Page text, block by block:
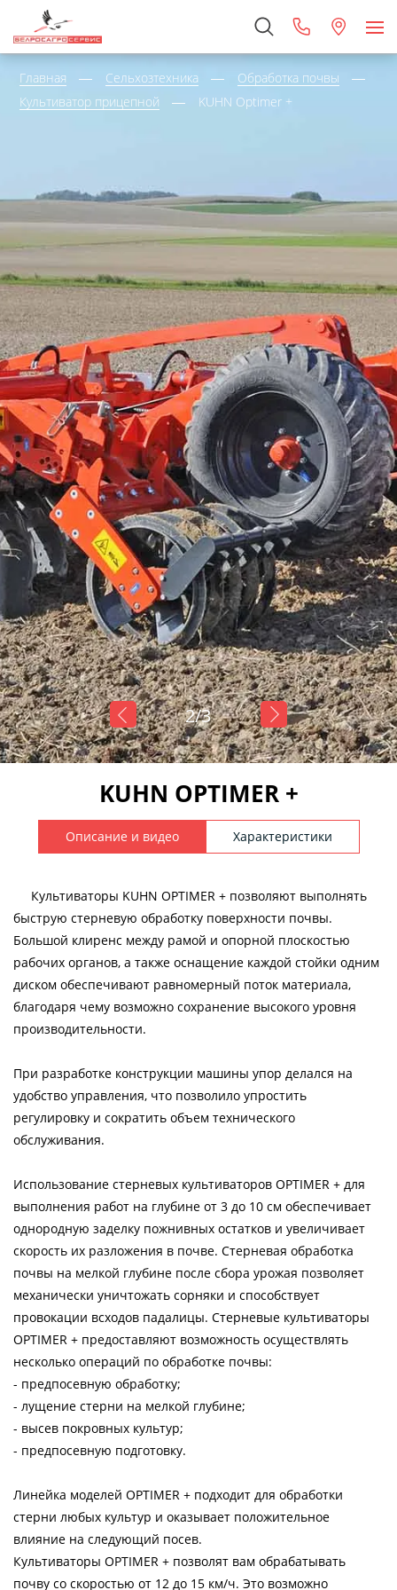
Главная Сельхозтехника
Обработка почвы
Культиватор прицепной
KUHN Optimer +
2/3
KUHN OPTIMER +
Описание и видео Характеристики
Культиваторы KUHN OPTIMER + позволяют выполнять
быструю стерневую обработку поверхности почвы.
Большой клиренс между рамой и опорной плоскостью
рабочих органов, а также оснащение каждой стойки одним
диском обеспечивают равномерный поток материала,
благодаря чему возможно сохранение высокого уровня
производительности.
При разработке конструкции машины упор делался на
удобство управления, что позволило упростить
регулировку и сократить объем технического
обслуживания.
Использование стерневых культиваторов OPTIMER + для
выполнения работ на глубине от 3 до 10 см обеспечивает
однородную заделку пожнивных остатков и увеличивает
скорость их разложения в почве. Стерневая обработка
почвы на мелкой глубине после сбора урожая позволяет
механически уничтожать сорняки и способствует
провокации всходов падалицы. Стерневые культиваторы
OPTIMER + предоставляют возможность осуществлять
несколько операций по обработке почвы:
- предпосевную обработку;
- лущение стерни на мелкой глубине;
- высев покровных культур;
- предпосевную подготовку.
Линейка моделей OPTIMER + подходит для обработки
стерни любых культур и оказывает положительное
влияние на следующий посев.
Культиваторы OPTIMER + позволят вам обрабатывать
почву со скоростью от 12 до 15 км/ч. Это возможно